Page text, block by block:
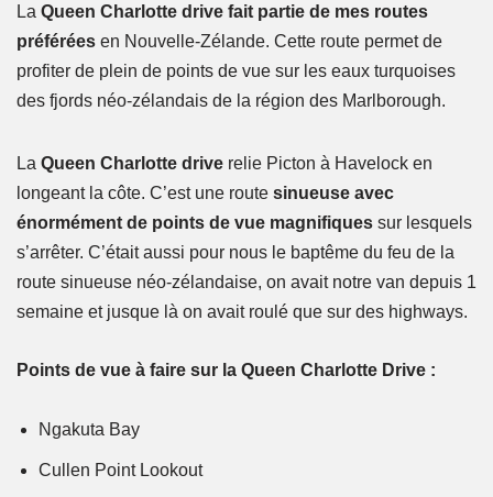
La Queen Charlotte drive fait partie de mes routes
préférées en Nouvelle-Zélande. Cette route permet de
profiter de plein de points de vue sur les eaux turquoises
des fjords néo-zélandais de la région des Marlborough.
La Queen Charlotte drive relie Picton à Havelock en
longeant la côte. C’est une route sinueuse avec
énormément de points de vue magnifiques sur lesquels
s’arrêter. C’était aussi pour nous le baptême du feu de la
route sinueuse néo-zélandaise, on avait notre van depuis 1
semaine et jusque là on avait roulé que sur des highways.
Points de vue à faire sur la Queen Charlotte Drive :
Ngakuta Bay
Cullen Point Lookout